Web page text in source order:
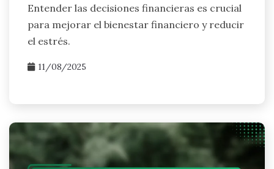
Entender las decisiones financieras es crucial
para mejorar el bienestar financiero y reducir
el estrés.
11/08/2025